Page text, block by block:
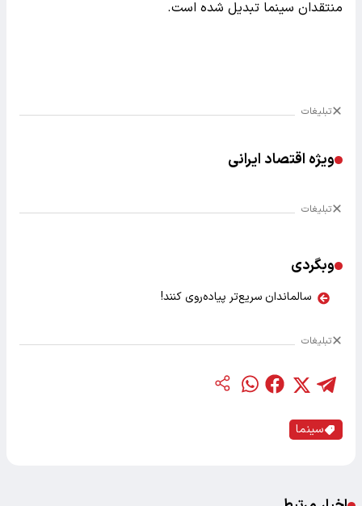
منتقدان سینما تبدیل شده است.
تبلیغات
ویژه اقتصاد ایرانی
تبلیغات
وبگردی
سالماندان سریع‌تر پیاده‌روی کنند!
تبلیغات
سینما